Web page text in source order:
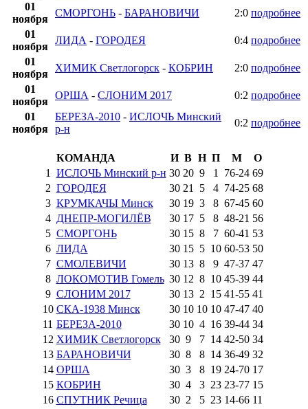
01
ноября
СМОРГОНЬ - БАРАНОВИЧИ 2:0 подробнее
01
ноября
ЛИДА - ГОРОДЕЯ 0:4 подробнее
01
ноября
ХИМИК Светлогорск - КОБРИН 2:0 подробнее
01
ноября
ОРША - СЛОНИМ 2017 0:2 подробнее
01
ноября
БЕРЕЗА-2010 - ИСЛОЧЬ Минский
р-н
0:2 подробнее
КОМАНДА И В Н П М
О
1
ИСЛОЧЬ Минский р-н 30 20 9 1 76-24 69
2 ГОРОДЕЯ 30 21 5 4 74-25 68
3 КРУМКАЧЫ Минск 30 19 3 8 67-45 60
4 ДНЕПР-МОГИЛЁВ 30 17 5 8 48-21 56
5 СМОРГОНЬ 30 15 8 7 60-41 53
6 ЛИДА 30 15 5 10 60-53 50
7 СМОЛЕВИЧИ 30 13 8 9 47-37 47
8 ЛОКОМОТИВ Гомель 30 12 8 10 45-39 44
9 СЛОНИМ 2017 30 13 2 15 41-55 41
10 СКА-1938 Минск 30 10 10 10 47-47 40
11 БЕРЕЗА-2010 30 10 4 16 39-44 34
12 ХИМИК Светлогорск 30 9 7 14 42-50 34
13 БАРАНОВИЧИ 30 8 8 14 36-49 32
14 ОРША 30 3 8 19 24-70 17
15 КОБРИН 30 4 3 23 23-77 15
16 СПУТНИК Речица 30 2 5 23 14-66 11